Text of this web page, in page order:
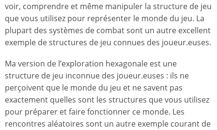
voir, comprendre et même manipuler la structure de jeu
que vous utilisez pour représenter le monde du jeu. La
plupart des systèmes de combat sont un autre excellent
exemple de structures de jeu connues des joueur.euses.
Ma version de l’exploration hexagonale est une
structure de jeu inconnue des joueur.euses : ils ne
perçoivent que le monde du jeu et ne savent pas
exactement quelles sont les structures que vous utilisez
pour préparer et faire fonctionner ce monde. Les
rencontres aléatoires sont un autre exemple courant de